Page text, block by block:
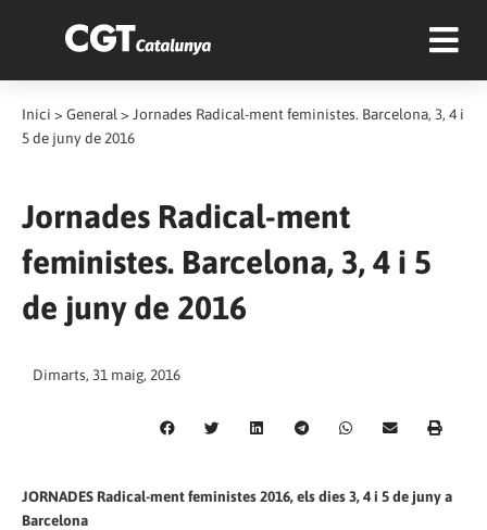
Inici > General > Jornades Radical-ment feministes. Barcelona, 3, 4 i
5 de juny de 2016
Jornades Radical-ment
feministes. Barcelona, 3, 4 i 5
de juny de 2016
Dimarts, 31 maig, 2016
JORNADES Radical-ment feministes 2016, els dies 3, 4 i 5 de juny a
Barcelona